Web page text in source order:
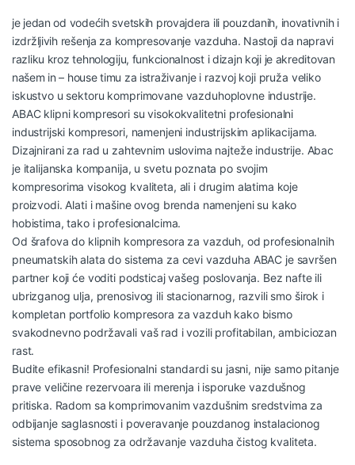
je jedan od vodećih svetskih provajdera ili pouzdanih, inovativnih i
izdržljivih rešenja za kompresovanje vazduha. Nastoji da napravi
razliku kroz tehnologiju, funkcionalnost i dizajn koji je akreditovan
našem in – house timu za istraživanje i razvoj koji pruža veliko
iskustvo u sektoru komprimovane vazduhoplovne industrije.
ABAC klipni kompresori su visokokvalitetni profesionalni
industrijski kompresori, namenjeni industrijskim aplikacijama.
Dizajnirani za rad u zahtevnim uslovima najteže industrije. Abac
je italijanska kompanija, u svetu poznata po svojim
kompresorima visokog kvaliteta, ali i drugim alatima koje
proizvodi. Alati i mašine ovog brenda namenjeni su kako
hobistima, tako i profesionalcima.
Od šrafova do klipnih kompresora za vazduh, od profesionalnih
pneumatskih alata do sistema za cevi vazduha ABAC je savršen
partner koji će voditi podsticaj vašeg poslovanja. Bez nafte ili
ubrizganog ulja, prenosivog ili stacionarnog, razvili smo širok i
kompletan portfolio kompresora za vazduh kako bismo
svakodnevno podržavali vaš rad i vozili profitabilan, ambiciozan
rast.
Budite efikasni! Profesionalni standardi su jasni, nije samo pitanje
prave veličine rezervoara ili merenja i isporuke vazdušnog
pritiska. Radom sa komprimovanim vazdušnim sredstvima za
odbijanje saglasnosti i poveravanje pouzdanog instalacionog
sistema sposobnog za održavanje vazduha čistog kvaliteta.